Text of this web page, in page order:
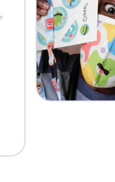
Ceridwen
@teacherglitter
Class Dojo. Po prostu
UWIELBIAM...